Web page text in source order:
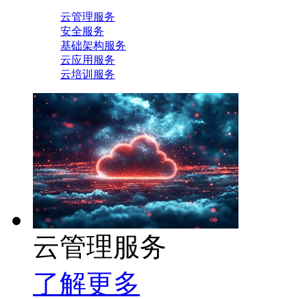
云管理服务
安全服务
基础架构服务
云应用服务
云培训服务
云管理服务
了解更多